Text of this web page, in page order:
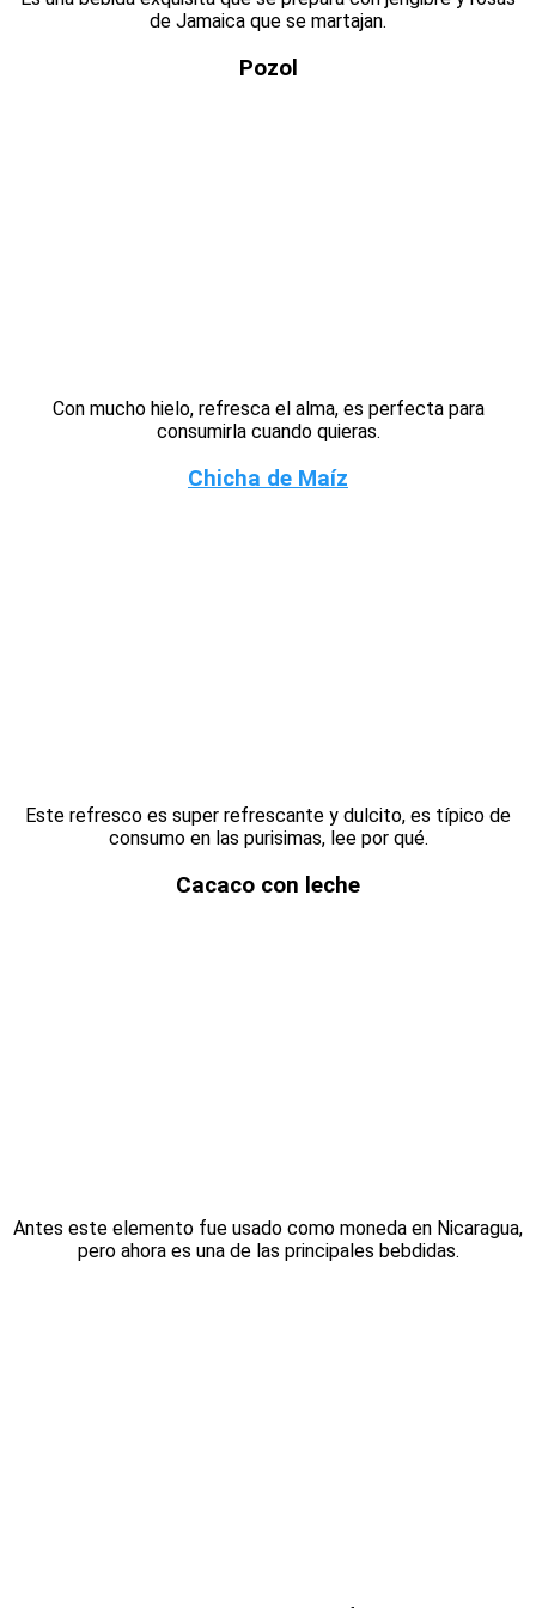
de Jamaica que se martajan.
Pozol
Con mucho hielo, refresca el alma, es perfecta para
consumirla cuando quieras.
Chicha de Maíz
Este refresco es super refrescante y dulcito, es típico de
consumo en las purisimas, lee por qué.
Cacaco con leche
Antes este elemento fue usado como moneda en Nicaragua,
pero ahora es una de las principales bebdidas.